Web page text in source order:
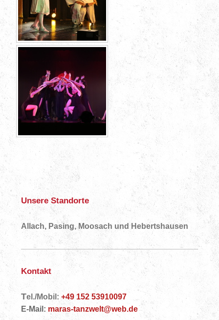
Unsere Standorte
Allach, Pasing, Moosach und Hebertshausen
Kontakt
Tel./Mobil:+49 152 53910097
E-Mail: maras-tanzwelt@web.de